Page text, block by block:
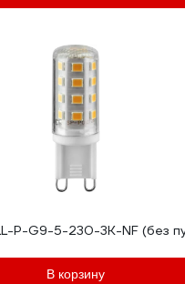
P-G9-5-230-3K-NF (без
В корзину